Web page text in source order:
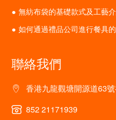
無紡布袋的基礎款式及工藝
如何通過禮品公司進行餐具
聯絡我們
香港九龍觀塘開源道63
852 21171939